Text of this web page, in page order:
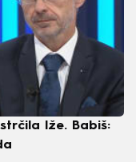
lže. Babiš: